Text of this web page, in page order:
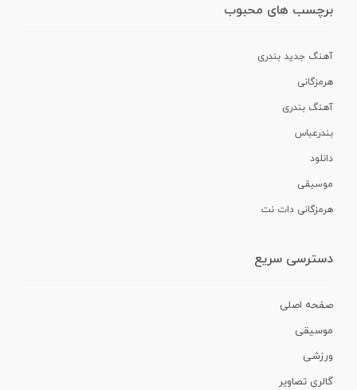
برچسب های محبوب
آهنگ جدید بندری
هرمزگانی
آهنگ بندری
بندرعباس
دانلود
موسیقی
هرمزگانی دات نت
دسترسی سریع
صفحه اصلی
موسیقی
ورزشی
گالری تصاویر